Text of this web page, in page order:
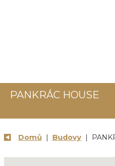
PANKRÁC HOUSE
Domů | Budovy|